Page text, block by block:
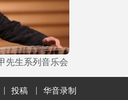
先生系列音乐会
投稿 华音录制